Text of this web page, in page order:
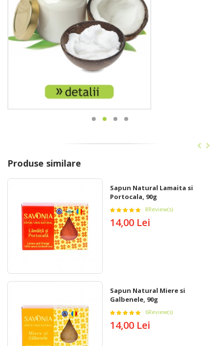
Produse similare
Sapun Natural Lamaita si
Portocala, 90g
8Review(s)
14,00 Lei
Sapun Natural Miere si
Galbenele, 90g
6Review(s)
14,00 Lei